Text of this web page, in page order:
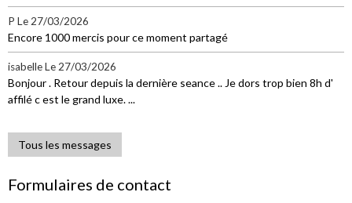
P Le 27/03/2026
Encore 1000 mercis pour ce moment partagé
isabelleLe 27/03/2026
Bonjour . Retour depuis la dernière seance .. Je dors trop bien 8h d'
affilé c est le grand luxe. ...
Tous les messages
Formulaires de contact